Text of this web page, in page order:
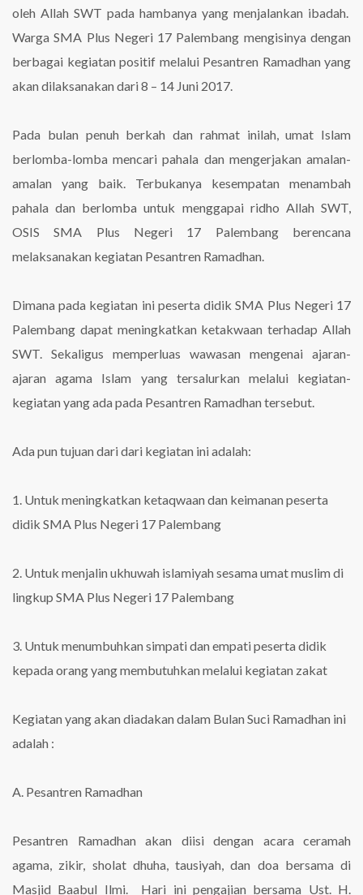
oleh Allah SWT pada hambanya yang menjalankan ibadah.
Warga SMA Plus Negeri 17 Palembang mengisinya dengan
berbagai kegiatan positif melalui Pesantren Ramadhan yang
akan dilaksanakan dari 8 – 14 Juni 2017.
Pada bulan penuh berkah dan rahmat inilah, umat Islam
berlomba-lomba mencari pahala dan mengerjakan amalan-
amalan yang baik. Terbukanya kesempatan menambah
pahala dan berlomba untuk menggapai ridho Allah SWT,
OSIS SMA Plus Negeri 17 Palembang berencana
melaksanakan kegiatan Pesantren Ramadhan.
Dimana pada kegiatan ini peserta didik SMA Plus Negeri 17
Palembang dapat meningkatkan ketakwaan terhadap Allah
SWT. Sekaligus memperluas wawasan mengenai ajaran-
ajaran agama Islam yang tersalurkan melalui kegiatan-
kegiatan yang ada pada Pesantren Ramadhan tersebut.
Ada pun tujuan dari dari kegiatan ini adalah:
1. Untuk meningkatkan ketaqwaan dan keimanan peserta
didik SMA Plus Negeri 17 Palembang
2. Untuk menjalin ukhuwah islamiyah sesama umat muslim di
lingkup SMA Plus Negeri 17 Palembang
3. Untuk menumbuhkan simpati dan empati peserta didik
kepada orang yang membutuhkan melalui kegiatan zakat
Kegiatan yang akan diadakan dalam Bulan Suci Ramadhan ini
adalah :
A. Pesantren Ramadhan
Pesantren Ramadhan akan diisi dengan acara ceramah
agama, zikir, sholat dhuha, tausiyah, dan doa bersama di
Masjid Baabul Ilmi. Hari ini pengajian bersama Ust. H.